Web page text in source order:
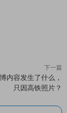
下一篇
内容发生了什么，
只因高铁照片？